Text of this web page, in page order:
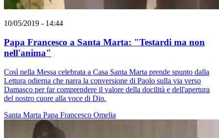
10/05/2019 - 14:44
Papa Francesco a Santa Marta: "Testardi ma non
nell'anima"
Così nella Messa celebrata a Casa Santa Marta prende spunto dalla
Lettura odierna che narra la conversione di Paolo sulla via verso
Damasco per far comprendere il valore della docilità e dell'apertura
del nostro cuore alla voce di Dio.
Santa Marta Papa Francesco Omelia